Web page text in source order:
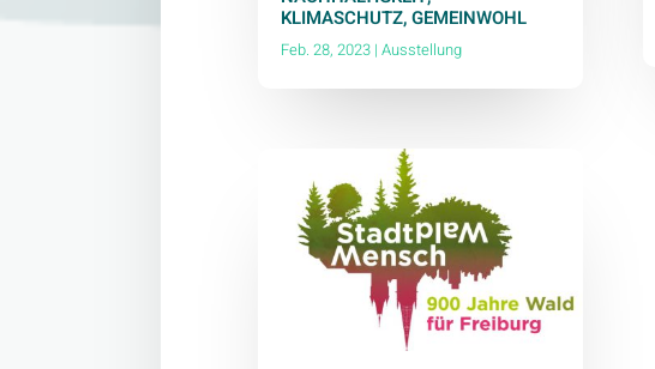
KLIMASCHUTZ, GEMEINWOHL
Feb. 28, 2023 |Ausstellung